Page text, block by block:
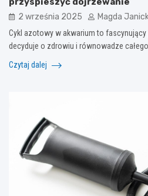
2 września 2025 Magda
Cykl azotowy w akwarium to
decyduje o zdrowiu i równowadze
Czytaj dalej